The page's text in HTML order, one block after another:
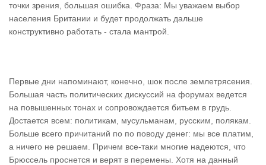
точки зрения, большая ошибка. Фраза: Мы уважаем выбор
населения Британии и будет продолжать дальше
конструктивно работать - стала мантрой.
Первые дни напоминают, конечно, шок после землетрясения.
Большая часть политических дискуссий на форумах ведется
на повышенных тонах и сопровождается битьем в грудь.
Достается всем: политикам, мусульманам, русским, полякам.
Больше всего причитаний по по поводу денег: мы все платим,
а ничего не решаем. Причем все-таки многие надеются, что
Брюссель проснется и верят в перемены. Хотя на данный